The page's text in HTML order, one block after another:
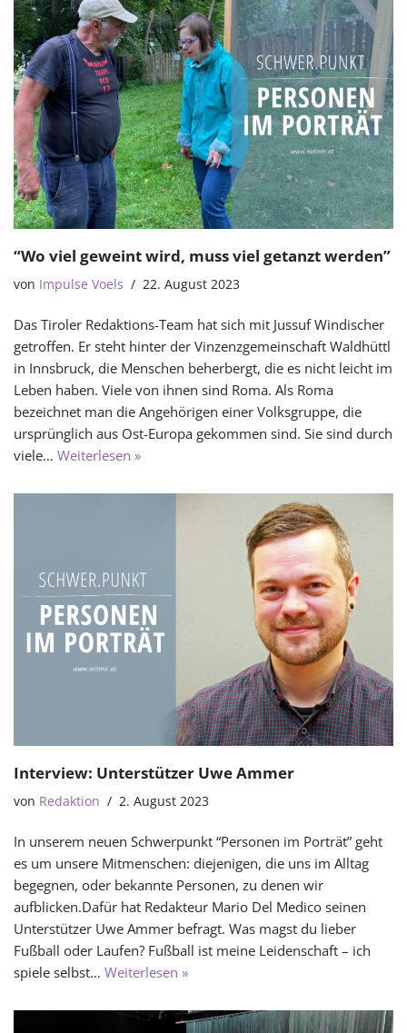
“Wo viel geweint wird, muss viel getanzt werden”
von Impulse Voels 22. August 2023
Das Tiroler Redaktions-Team hat sich mit Jussuf Windischer
getroffen. Er steht hinter der Vinzenzgemeinschaft Waldhüttl
in Innsbruck, die Menschen beherbergt, die es nicht leicht im
Leben haben. Viele von ihnen sind Roma. Als Roma
bezeichnet man die Angehörigen einer Volksgruppe, die
ursprünglich aus Ost-Europa gekommen sind. Sie sind durch
viele… Weiterlesen »
Interview: Unterstützer Uwe Ammer
von Redaktion 2. August 2023
In unserem neuen Schwerpunkt “Personen im Porträt” geht
es um unsere Mitmenschen: diejenigen, die uns im Alltag
begegnen, oder bekannte Personen, zu denen wir
aufblicken.Dafür hat Redakteur Mario Del Medico seinen
Unterstützer Uwe Ammer befragt. Was magst du lieber
Fußball oder Laufen? Fußball ist meine Leidenschaft – ich
spiele selbst… Weiterlesen »